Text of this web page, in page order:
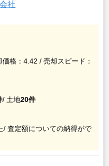
社
格：4.42 / 売却スピード：
/ 土地20件
/ 査定額についての納得がで